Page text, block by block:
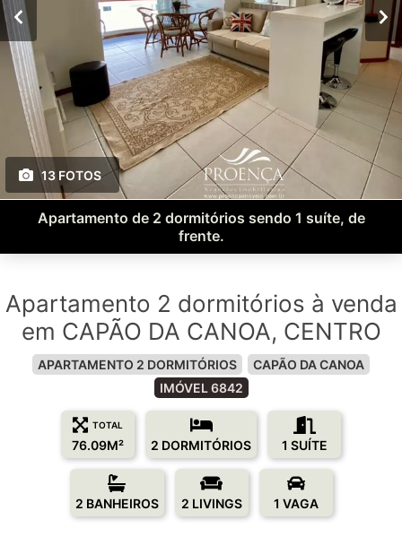
13 FOTOS
Apartamento de 2 dormitórios sendo 1 suíte, de
frente.
Apartamento 2 dormitórios à venda
em CAPÃO DA CANOA, CENTRO
APARTAMENTO 2 DORMITÓRIOS
CAPÃO DA CANOA
IMÓVEL 6842
TOTAL
76.09M² 2 DORMITÓRIOS 1 SUÍTE
2 BANHEIROS 2 LIVINGS 1 VAGA